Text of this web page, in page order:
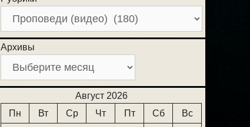
Архивы
Август 2026
Пн
Вт Ср Чт Пт Сб
Вс